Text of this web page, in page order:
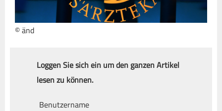
© änd
Loggen Sie sich ein um den ganzen Artikel
lesen zu können.